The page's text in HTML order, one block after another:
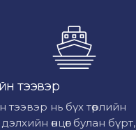
тээвэр
тээвэр нь бүх төрлийн
өнцөг булан бүрт,